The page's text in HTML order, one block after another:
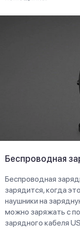
Беспроводная
Беспроводная
зарядится, когда
наушники на
можно заряжать с
зарядного кабеля